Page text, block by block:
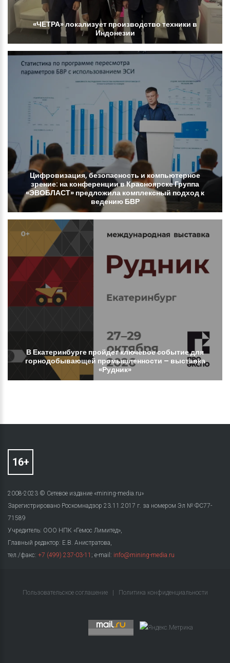
«ЧЕТРА»локализует производствотехники в
Индонезии
Цифровизация, безопасность и компьютерное
зрение: на конференциивКрасноярскеГруппа
«ЭВОБЛАСТ» предложила комплексный подход к
ведению БВР
В Екатеринбурге пройдетключевоесобытиедля
горнодобывающей промышленности – выставка
«Рудник»
2008-2023 © Сетевое издание «mining-media.ru»
Зарегистрировано Роскомнадзор 23.11.2017 г. за номером Эл № ФС77-
71589
Учредитель: ООО НПК «Гемос Лимитед»,
Главный редактор: Е.В. Анистратова,
тел./факс: +7 (499) 237-03-11 ; e-mail: info@mining-media.ru
Пользовательское соглашение Политика конфиденциальности